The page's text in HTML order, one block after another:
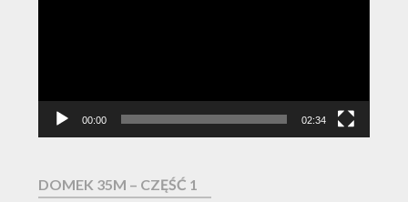
00:00 02:34
DOMEK 35M – CZĘŚĆ 1